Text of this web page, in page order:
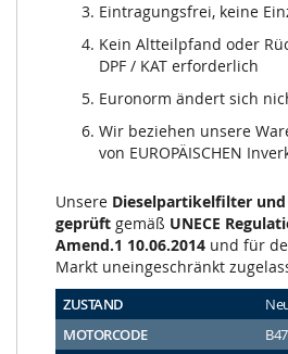
Eintragungsfrei, keine
Kein Altteilpfand oder
DPF / KAT erforderlich
Euronorm ändert sich
Wir beziehen unsere
von EUROPÄISCHEN
Unsere Dieselpartikelfilter
geprüft gemäß UNECE
Amend.1 10.06.2014 und für
Markt uneingeschränkt
ZUSTAND
MOTORCODE